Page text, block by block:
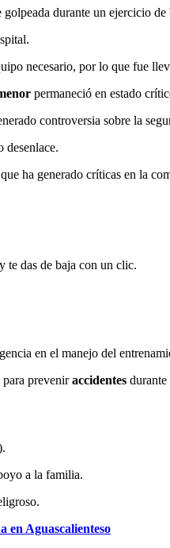
golpeada durante un ejercicio de
necesario, por lo que fue
permaneció en estado
controversia sobre la
desenlace.
ha generado críticas en la
te das de baja con un clic.
en el manejo del
para preveniraccidentes durante
a la familia.
en Aguascalienteso